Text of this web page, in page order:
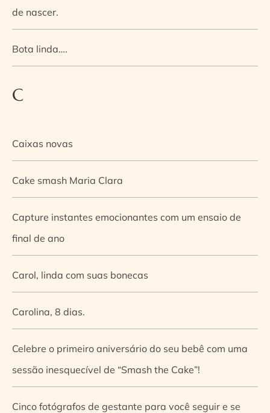
de nascer.
Bota linda….
C
Caixas novas
Cake smash Maria Clara
Capture instantes emocionantes com um ensaio de
final de ano
Carol, linda com suas bonecas
Carolina, 8 dias.
Celebre o primeiro aniversário do seu bebê com uma
sessão inesquecível de “Smash the Cake”!
Cinco fotógrafos de gestante para você seguir e se